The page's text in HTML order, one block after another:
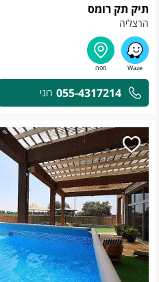
תיק תק רומס
הרצליה
055-4317214 רוני